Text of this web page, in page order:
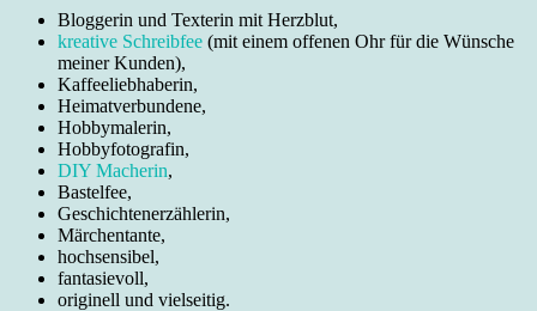
Bloggerin und Texterin mit Herzblut,
kreative Schreibfee (mit einem offenen Ohr für die Wünsche
meiner Kunden),
Kaffeeliebhaberin,
Heimatverbundene,
Hobbymalerin,
Hobbyfotografin,
DIY Macherin,
Bastelfee,
Geschichtenerzählerin,
Märchentante,
hochsensibel,
fantasievoll,
originell und vielseitig.